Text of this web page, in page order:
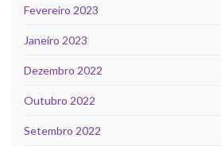
Fevereiro 2023
Janeiro 2023
Dezembro 2022
Outubro 2022
Setembro 2022